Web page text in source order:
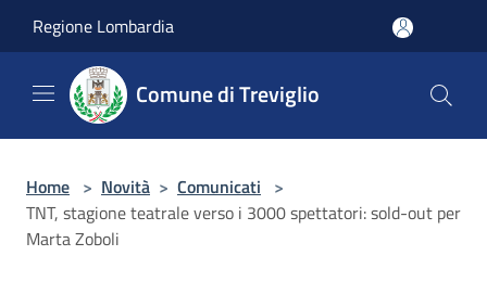
Regione Lombardia
Comune di Treviglio
Home > Novità > Comunicati >
TNT, stagione teatrale verso i 3000 spettatori: sold-out per
Marta Zoboli